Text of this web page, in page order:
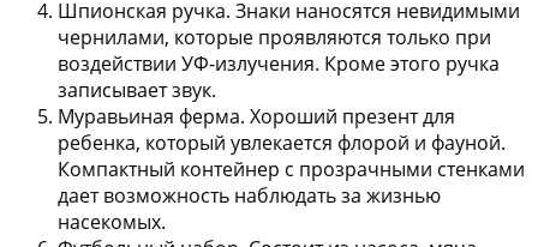
Шпионская ручка. Знаки наносятся невидимыми
чернилами, которые проявляются только при
воздействии УФ-излучения. Кроме этого ручка
записывает звук.
Муравьиная ферма. Хороший презент для
ребенка, который увлекается флорой и фауной.
Компактный контейнер с прозрачными стенками
дает возможность наблюдать за жизнью
насекомых.